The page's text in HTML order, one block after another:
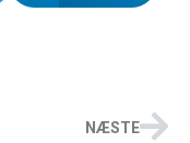
NÆSTE